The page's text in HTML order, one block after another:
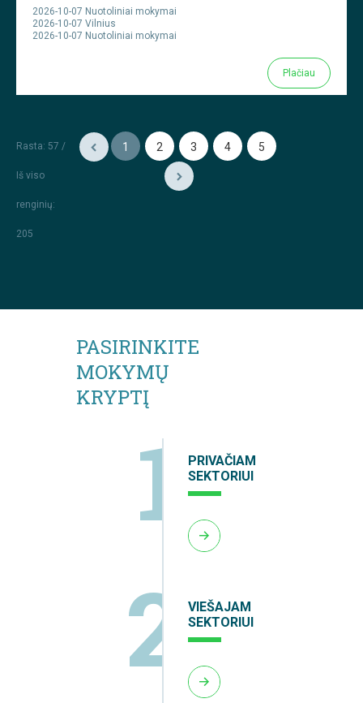
2026-10-07 Nuotoliniai mokymai
2026-10-07 Vilnius
2026-10-07 Nuotoliniai mokymai
Plačiau
Rasta: 57 /
Iš viso
renginių:
205
1 2 3 4 5
PASIRINKITE
MOKYMŲ
KRYPTĮ
1
PRIVAČIAM
SEKTORIUI
2
VIEŠAJAM
SEKTORIUI